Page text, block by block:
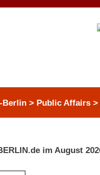
Berlin > Public Affairs
im August